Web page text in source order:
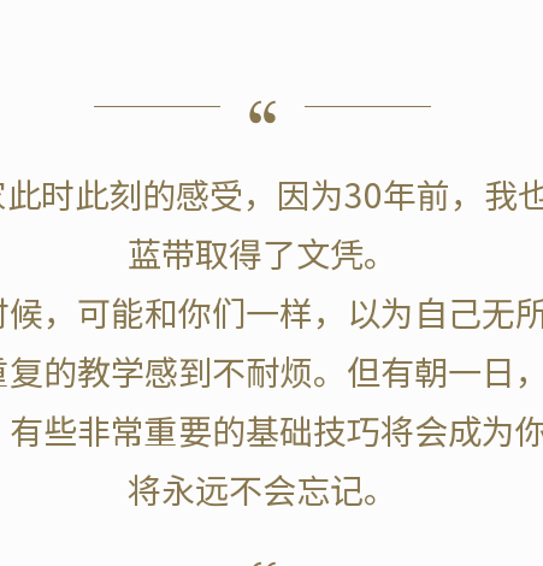
时此刻的感受，因为30年前，我
蓝带取得了文凭。
，可能和你们一样，以为自己无
的教学感到不耐烦。但有朝一日
些非常重要的基础技巧将会成为
将永远不会忘记。